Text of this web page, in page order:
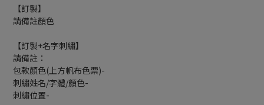
【訂製】
請備註顏色
【訂製+名字刺繡】
請備註：
包款顏色(上方帆布色票)-
刺繡姓名/字體/顏色-
刺繡位置-